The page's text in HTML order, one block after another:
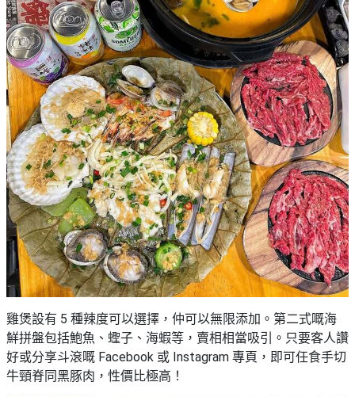
雞煲設有 5 種辣度可以選擇，仲可以無限添加。第二式嘅海
鮮拼盤包括鮑魚、蟶子、海蝦等，賣相相當吸引。只要客人讚
好或分享斗滾嘅 Facebook 或 Instagram 專頁，即可任食手切
牛頸脊同黑豚肉，性價比極高！